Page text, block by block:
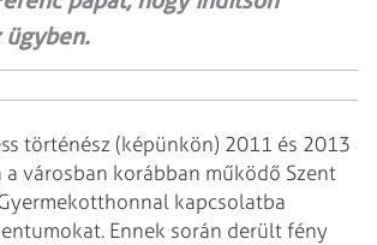
ügyben.
történész (képünkön) 2011 és 2013
városban korábban működő Szent
kapcsolatba
Ennek során derült fény